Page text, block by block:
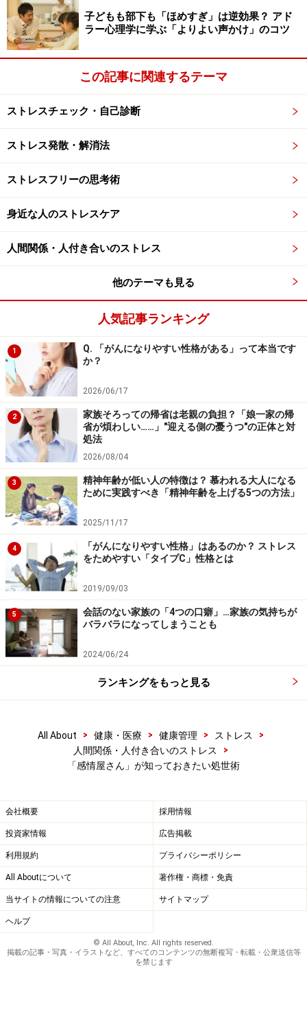
子どもも部下も「ほめすぎ」は逆効果？ アド
ラー心理学に学ぶ「よりよい声かけ」のコツ
この記事に関連するテーマ
ストレスチェック・自己診断
ストレス発散・解消法
ストレスフリーの思考術
身近な人のストレスケア
人間関係・人付き合いのストレス
他のテーマも見る
人気記事ランキング
1
Q. 「がんになりやすい性格がある」って本当です
か？
2026/06/17
2
家族そろっての帰省は老親の負担？「娘一家の帰
省が煩わしい……」"迎える側の憂うつ"の正体と対
処法
2026/08/04
3
精神年齢が低い人の特徴は？ 慕われる大人になる
ために実践すべき「精神年齢を上げる5つの方法」
2025/11/17
4
「がんになりやすい性格」はあるのか？ ストレス
をためやすい「タイプC」性格とは
2019/09/03
5
会話のない家族の「4つの口癖」…家族の気持ちが
バラバラになってしまうことも
2024/06/24
ランキングをもっと見る
All About > 健康・医療 > 健康管理 > ストレス
>
人間関係・人付き合いのストレス
>
「感情屋さん」が知っておきたい処世術
会社概要 採用情報
投資家情報 広告掲載
利用規約 プライバシーポリシー
All Aboutについて 著作権・商標・免責
当サイトの情報についての注意 サイトマップ
ヘルプ
© All About, Inc. All rights reserved.
掲載の記事・写真・イラストなど、すべてのコンテンツの無断複写・転載・公衆送信等
を禁じます